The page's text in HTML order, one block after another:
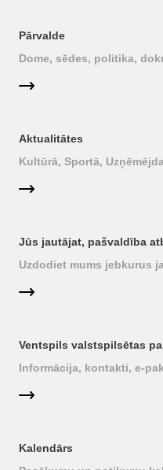
Pārvalde
Dome, sēdes, politika,
Aktualitātes
Kultūrā, Sportā,
Jūs jautājat, pašvaldība
Uzdodiet mums jebkurus
Ventspils valstspilsētas
Informācija, kontakti, e-
Kalendārs